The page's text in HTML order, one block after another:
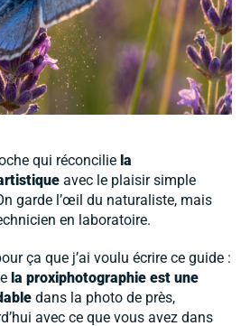
qui réconcilie la
avec le plaisir simple
garde l’œil du naturaliste, mais
en laboratoire.
ça que j’ai voulu écrire ce guide :
la proxiphotographie est une
dans la photo de près,
avec ce que vous avez dans